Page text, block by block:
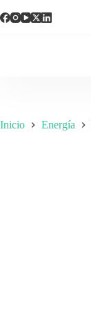
Inicio Energía